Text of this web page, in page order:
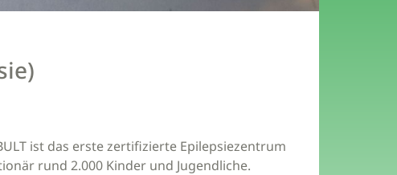
ist das erste zertifizierte Epilepsiezentrum
rund 2.000 Kinder und Jugendliche.